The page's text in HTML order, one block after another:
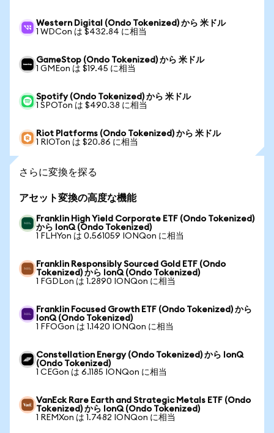
Western Digital (Ondo Tokenized) から 米ドル
1 WDCon は $432.84 に相当
GameStop (Ondo Tokenized) から 米ドル
1 GMEon は $19.45 に相当
Spotify (Ondo Tokenized) から 米ドル
1 SPOTon は $490.38 に相当
Riot Platforms (Ondo Tokenized) から 米ドル
1 RIOTon は $20.86 に相当
さらに変換を探る
アセット変換の高度な機能
Franklin High Yield Corporate ETF (Ondo Tokenized)
から IonQ (Ondo Tokenized)
1 FLHYon は 0.561059 IONQon に相当
Franklin Responsibly Sourced Gold ETF (Ondo
Tokenized) から IonQ (Ondo Tokenized)
1 FGDLon は 1.2890 IONQon に相当
Franklin Focused Growth ETF (Ondo Tokenized) から
IonQ (Ondo Tokenized)
1 FFOGon は 1.1420 IONQon に相当
Constellation Energy (Ondo Tokenized) から IonQ
(Ondo Tokenized)
1 CEGon は 6.1185 IONQon に相当
VanEck Rare Earth and Strategic Metals ETF (Ondo
Tokenized) から IonQ (Ondo Tokenized)
1 REMXon は 1.7482 IONQon に相当